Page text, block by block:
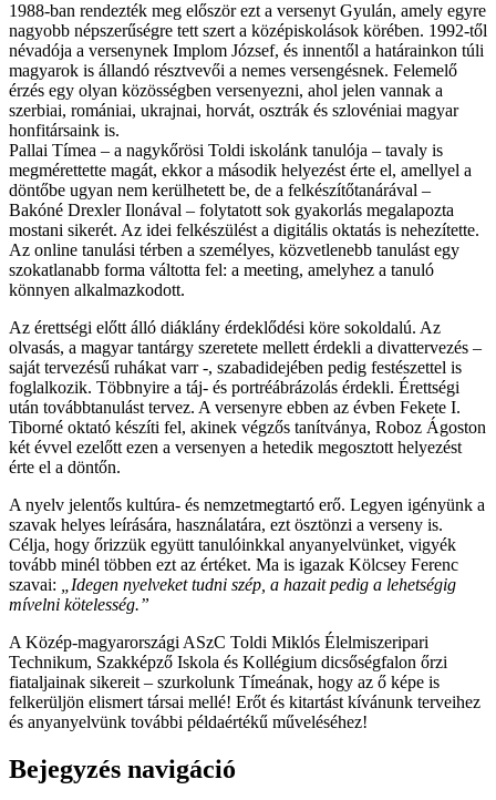
1988-ban rendezték meg először ezt a versenyt Gyulán, amely egyre
nagyobb népszerűségre tett szert a középiskolások körében. 1992-től
névadója a versenynek Implom József, és innentől a határainkon túli
magyarok is állandó résztvevői a nemes versengésnek. Felemelő
érzés egy olyan közösségben versenyezni, ahol jelen vannak a
szerbiai, romániai, ukrajnai, horvát, osztrák és szlovéniai magyar
honfitársaink is.
Pallai Tímea – a nagykőrösi Toldi iskolánk tanulója – tavaly is
megmérettette magát, ekkor a második helyezést érte el, amellyel a
döntőbe ugyan nem kerülhetett be, de a felkészítőtanárával –
Bakóné Drexler Ilonával – folytatott sok gyakorlás megalapozta
mostani sikerét. Az idei felkészülést a digitális oktatás is nehezítette.
Az online tanulási térben a személyes, közvetlenebb tanulást egy
szokatlanabb forma váltotta fel: a meeting, amelyhez a tanuló
könnyen alkalmazkodott.
Az érettségi előtt álló diáklány érdeklődési köre sokoldalú. Az
olvasás, a magyar tantárgy szeretete mellett érdekli a divattervezés –
saját tervezésű ruhákat varr -, szabadidejében pedig festészettel is
foglalkozik. Többnyire a táj- és portréábrázolás érdekli. Érettségi
után továbbtanulást tervez. A versenyre ebben az évben Fekete I.
Tiborné oktató készíti fel, akinek végzős tanítványa, Roboz Ágoston
két évvel ezelőtt ezen a versenyen a hetedik megosztott helyezést
érte el a döntőn.
A nyelv jelentős kultúra- és nemzetmegtartó erő. Legyen igényünk a
szavak helyes leírására, használatára, ezt ösztönzi a verseny is.
Célja, hogy őrizzük együtt tanulóinkkal anyanyelvünket, vigyék
tovább minél többen ezt az értéket. Ma is igazak Kölcsey Ferenc
szavai: „Idegen nyelveket tudni szép, a hazait pedig a lehetségig
mívelni kötelesség.”
A Közép-magyarországi ASzC Toldi Miklós Élelmiszeripari
Technikum, Szakképző Iskola és Kollégium dicsőségfalon őrzi
fiataljainak sikereit – szurkolunk Tímeának, hogy az ő képe is
felkerüljön elismert társai mellé! Erőt és kitartást kívánunk terveihez
és anyanyelvünk további példaértékű műveléséhez!
Bejegyzés navigáció